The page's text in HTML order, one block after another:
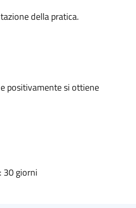
della pratica.
positivamente si ottiene
30 giorni